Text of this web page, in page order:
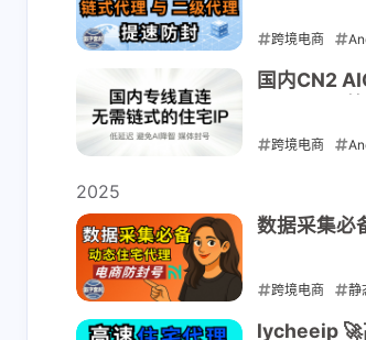
跨境电商
2026-04-18
国内CN2
跨境电商
2025
数据采集必
跨境电商 静
2025-09-17
lycheeip 🚀